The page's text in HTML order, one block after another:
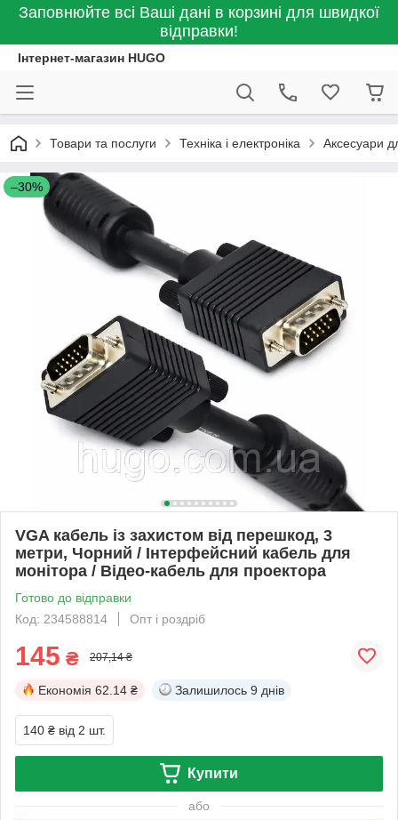
Заповнюйте всі Ваші дані в корзині для швидкої
відправки!
Інтернет-магазин HUGO
Товари та послуги Техніка і електроніка Аксесуари
–30%
VGA кабель із захистом від перешкод, 3
метри, Чорний / Інтерфейсний кабель для
монітора / Відео-кабель для проектора
Готово до відправки
Код: 234588814
Опт і роздріб
145 ₴ 207,14 ₴
Економія 62.14 ₴ Залишилось 9 днів
140 ₴ від 2 шт.
Купити
або